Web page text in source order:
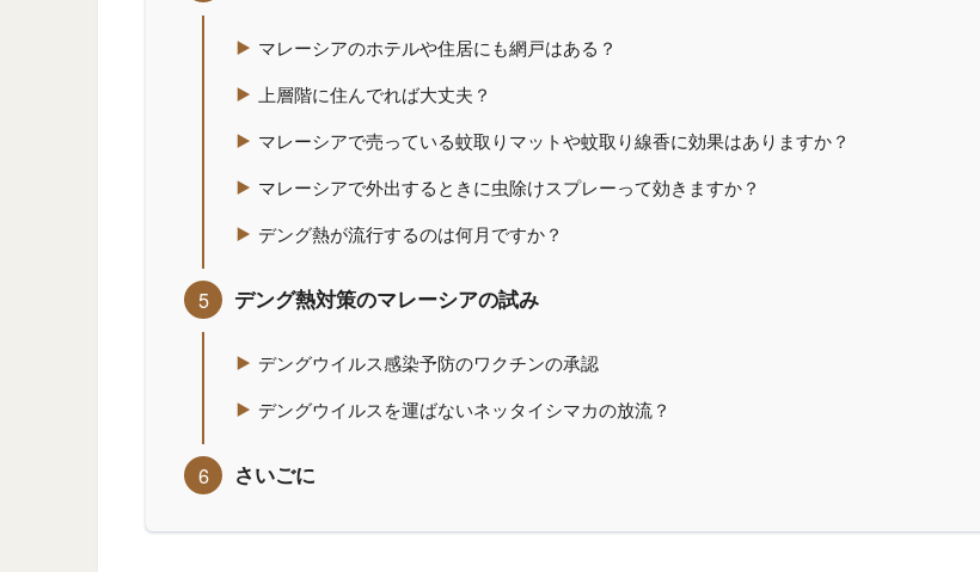
マレーシアのホテルや住居にも網戸はある？
上層階に住んでれば大丈夫？
マレーシアで売っている蚊取りマットや蚊取り線香に効果はありますか？
マレーシアで外出するときに虫除けスプレーって効きますか？
デング熱が流行するのは何月ですか？
デング熱対策のマレーシアの試み
デングウイルス感染予防のワクチンの承認
デングウイルスを運ばないネッタイシマカの放流？
さいごに